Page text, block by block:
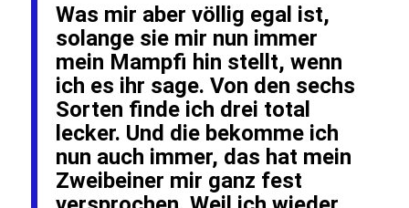
Was mir aber völlig egal ist,
solange sie mir nun immer
mein Mampfi hin stellt, wenn
ich es ihr sage. Von den sechs
Sorten finde ich drei total
lecker. Und die bekomme ich
nun auch immer, das hat mein
Zweibeiner mir ganz fest